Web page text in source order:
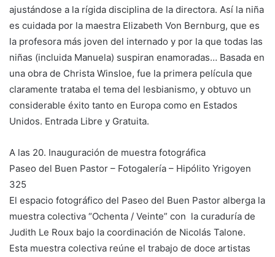
ajustándose a la rígida disciplina de la directora. Así la niña
es cuidada por la maestra Elizabeth Von Bernburg, que es
la profesora más joven del internado y por la que todas las
niñas (incluida Manuela) suspiran enamoradas… Basada en
una obra de Christa Winsloe, fue la primera película que
claramente trataba el tema del lesbianismo, y obtuvo un
considerable éxito tanto en Europa como en Estados
Unidos. Entrada Libre y Gratuita.
A las 20. Inauguración de muestra fotográfica
Paseo del Buen Pastor – Fotogalería – Hipólito Yrigoyen
325
El espacio fotográfico del Paseo del Buen Pastor alberga la
muestra colectiva “Ochenta / Veinte” con la curaduría de
Judith Le Roux bajo la coordinación de Nicolás Talone.
Esta muestra colectiva reúne el trabajo de doce artistas